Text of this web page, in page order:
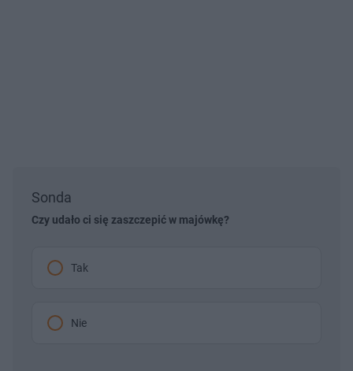
Sonda
Czy udało ci się zaszczepić w majówkę?
Tak
Nie